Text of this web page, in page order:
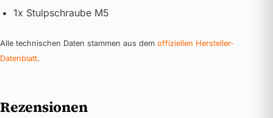
1x Stulpschraube M5
Alle technischen Daten stammen aus dem offiziellen Hersteller-
Datenblatt.
Rezensionen